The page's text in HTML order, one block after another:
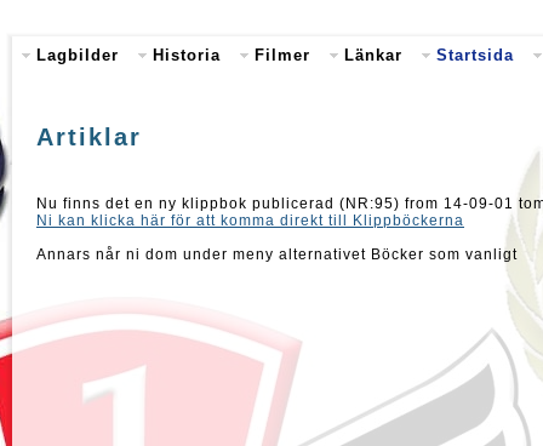
Lagbilder Historia Filmer Länkar Startsida
Artiklar
Nu finns det en ny klippbok publicerad (NR:95) from 14-09-01
Ni kan klicka här för att komma direkt till Klippböckerna
Annars når ni dom under meny alternativet Böcker som vanligt